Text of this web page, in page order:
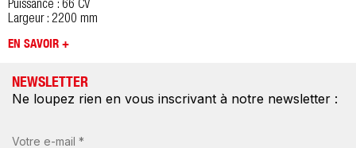
Puissance : 66 CV
Largeur : 2200 mm
EN SAVOIR +
NEWSLETTER
Ne loupez rien en vous inscrivant à notre newsletter :
E-